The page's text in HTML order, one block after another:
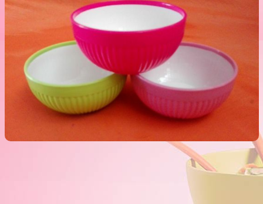
کاسه دورنگ سایز 3 مبنا 2000 فروش